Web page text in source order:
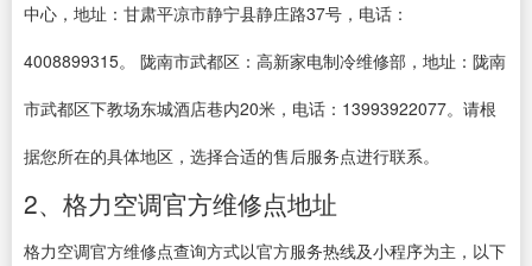
中心，地址：甘肃平凉市静宁县静庄路37号，电话：
4008899315。 陇南市武都区：高新家电制冷维修部，地址：陇南
市武都区下教场东城酒店巷内20米，电话：13993922077。请根
据您所在的具体地区，选择合适的售后服务点进行联系。
2、格力空调官方维修点地址
格力空调官方维修点查询方式以官方服务热线及小程序为主，以下